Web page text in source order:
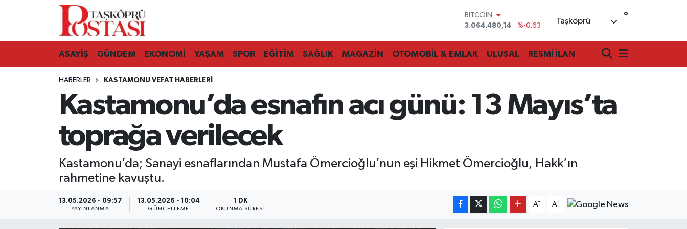
BITCOIN
3.064.480,14
%-0.63
EURO
55,0317
%-0.02
GRAM ALTIN
6574.81
%1.44
Taşköprü °
ASAYİŞ GÜNDEM EKONOMİ YAŞAM SPOR EĞİTİM SAĞLIK MAGAZİN OTOMOBİL & EMLAK ULUSAL RESMİ İLAN
HABERLER KASTAMONU VEFAT HABERLERI
Kastamonu’da esnafın acı günü: 13 Mayıs’ta
toprağa verilecek
Kastamonu’da; Sanayi esnaflarından Mustafa Ömercioğlu’nun eşi Hikmet Ömercioğlu, Hakk’ın
rahmetine kavuştu.
13.05.2026 - 09:57
YAYINLANMA
13.05.2026 - 10:04
GÜNCELLEME
1 DK
OKUNMA SÜRESI
A- A+
Kastamonu Vefat Edenler
Araç Haberleri
Azdavay Haberleri
Bozkurt Haberleri